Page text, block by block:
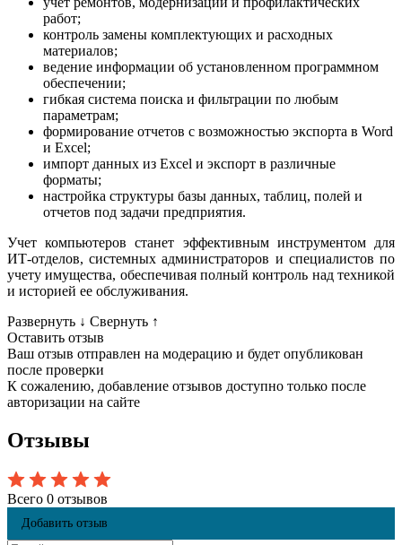
работ;
контроль замены комплектующих и расходных
материалов;
ведение информации об установленном программном
обеспечении;
гибкая система поиска и фильтрации по любым
параметрам;
формирование отчетов с возможностью экспорта в Word
и Excel;
импорт данных из Excel и экспорт в различные
форматы;
настройка структуры базы данных, таблиц, полей и
отчетов под задачи предприятия.
Учет компьютеров станет эффективным инструментом для
ИТ-отделов, системных администраторов и специалистов по
учету имущества, обеспечивая полный контроль над техникой
и историей ее обслуживания.
Развернуть ↓ Свернуть ↑
Оставить отзыв
Ваш отзыв отправлен на модерацию и будет опубликован
после проверки
К сожалению, добавление отзывов доступно только после
авторизации на сайте
Отзывы
Всего 0 отзывов
Добавить отзыв